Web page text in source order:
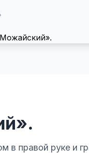
в правой руке и